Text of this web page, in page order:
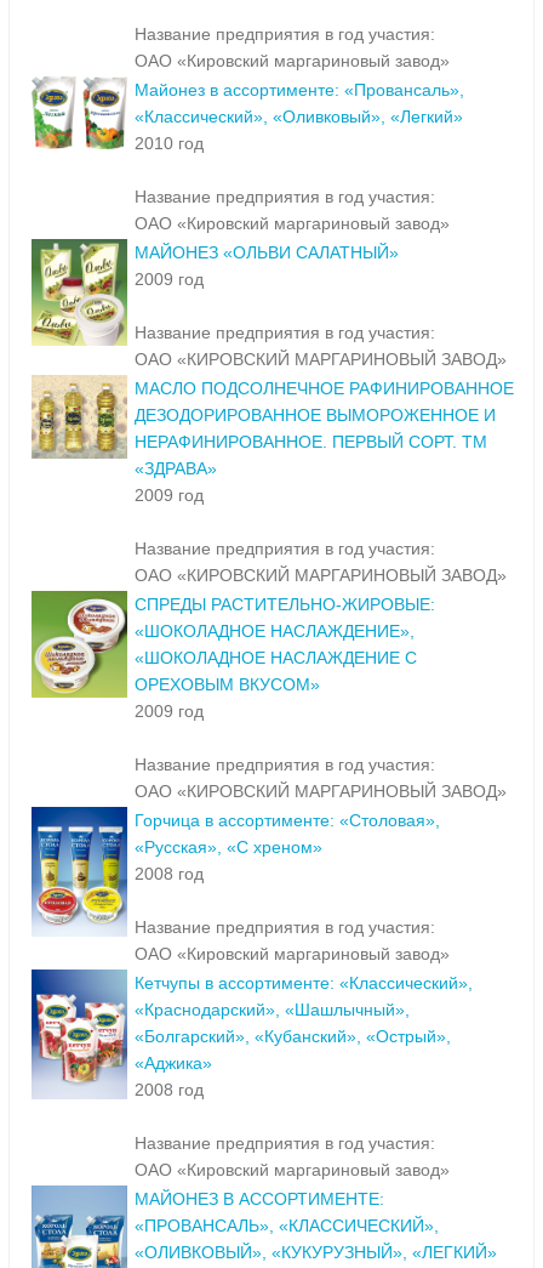
Название предприятия в год участия:
ОАО «Кировский маргариновый завод»
Майонез в ассортименте: «Провансаль»,
«Классический», «Оливковый», «Легкий»
2010 год
Название предприятия в год участия:
ОАО «Кировский маргариновый завод»
МАЙОНЕЗ «ОЛЬВИ САЛАТНЫЙ»
2009 год
Название предприятия в год участия:
ОАО «КИРОВСКИЙ МАРГАРИНОВЫЙ ЗАВОД»
МАСЛО ПОДСОЛНЕЧНОЕ РАФИНИРОВАННОЕ
ДЕЗОДОРИРОВАННОЕ ВЫМОРОЖЕННОЕ И
НЕРАФИНИРОВАННОЕ. ПЕРВЫЙ СОРТ. ТМ
«ЗДРАВА»
2009 год
Название предприятия в год участия:
ОАО «КИРОВСКИЙ МАРГАРИНОВЫЙ ЗАВОД»
СПРЕДЫ РАСТИТЕЛЬНО-ЖИРОВЫЕ:
«ШОКОЛАДНОЕ НАСЛАЖДЕНИЕ»,
«ШОКОЛАДНОЕ НАСЛАЖДЕНИЕ С
ОРЕХОВЫМ ВКУСОМ»
2009 год
Название предприятия в год участия:
ОАО «КИРОВСКИЙ МАРГАРИНОВЫЙ ЗАВОД»
Горчица в ассортименте: «Столовая»,
«Русская», «С хреном»
2008 год
Название предприятия в год участия:
ОАО «Кировский маргариновый завод»
Кетчупы в ассортименте: «Классический»,
«Краснодарский», «Шашлычный»,
«Болгарский», «Кубанский», «Острый»,
«Аджика»
2008 год
Название предприятия в год участия:
ОАО «Кировский маргариновый завод»
МАЙОНЕЗ В АССОРТИМЕНТЕ:
«ПРОВАНСАЛЬ», «КЛАССИЧЕСКИЙ»,
«ОЛИВКОВЫЙ», «КУКУРУЗНЫЙ», «ЛЕГКИЙ»